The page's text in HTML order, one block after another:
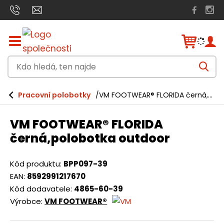
Z
o
b
a
i
t
s
k
r
t
h
a
v
d
o
h
e
d
á
t
e
V
y
l
e
d
Pracovní polobotky VM FOOTWEAR® FLORIDA černá,polobotka outdoor
VM FOOTWEAR® FLORIDA
černá,polobotka outdoor
Kód produktu: BPP097-39
EAN: 8592991217670
Kód dodavatele: 4865-60-39
Výrobce: VM FOOTWEAR®